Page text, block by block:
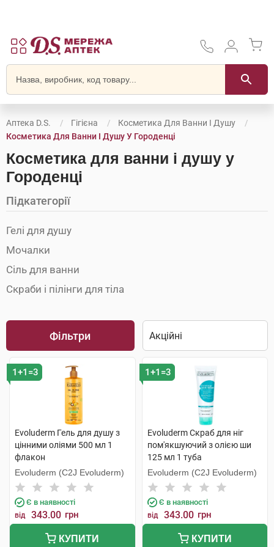
Аптека D.S. Гігієна
Косметика Для Ванни І Душу
Косметика Для Ванни І Душу У Городенці
Косметика для ванни і душу у
Городенці
Підкатегорії
Гелі для душу
Мочалки
Сіль для ванни
Скраби і пілінги для тіла
Фільтри
1+1=3
Evoluderm Гель для душу з
цінними оліями 500 мл 1
флакон
Evoluderm (C2J Evoluderm)
Є в наявності
від 343.00 грн
КУПИТИ
1+1=3
Evoluderm Скраб для ніг
пом'якшуючий з олією ши
125 мл 1 туба
Evoluderm (C2J Evoluderm)
Є в наявності
від 343.00 грн
КУПИТИ